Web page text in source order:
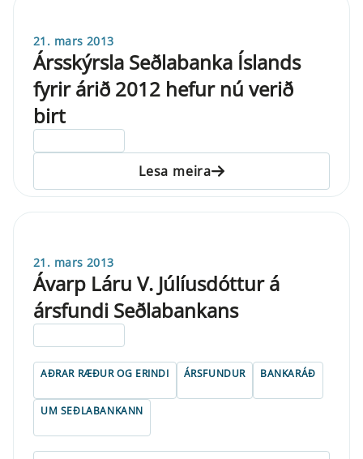
21. mars 2013
Ársskýrsla Seðlabanka Íslands
fyrir árið 2012 hefur nú verið
birt
Lesa meira
21. mars 2013
Ávarp Láru V. Júlíusdóttur á
ársfundi Seðlabankans
AÐRAR RÆÐUR OG ERINDI ÁRSFUNDUR BANKARÁÐ
UM SEÐLABANKANN